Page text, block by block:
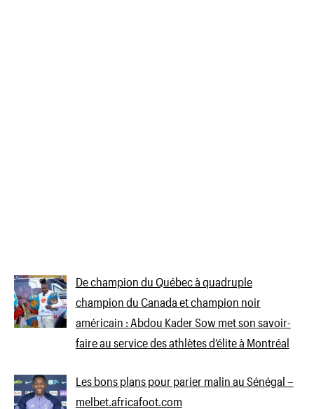
De champion du Québec à quadruple
champion du Canada et champion noir
américain : Abdou Kader Sow met son savoir-
faire au service des athlètes d’élite à Montréal
Les bons plans pour parier malin au Sénégal –
melbet.africafoot.com